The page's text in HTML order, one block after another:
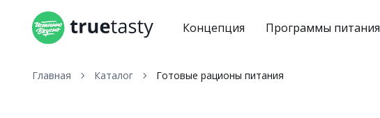
Концепция Программы питания
Главная Каталог Готовые рационы питания